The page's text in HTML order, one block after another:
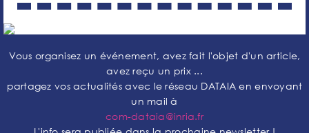
Vous organisez un événement, avez fait l'objet d'un article,
avez reçu un prix ...
partagez vos actualités avec le réseau DATAIA en envoyant
un mail à
com-dataia@inria.fr